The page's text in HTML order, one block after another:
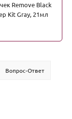
Remove Black
Kit Gray, 21мл
Вопрос-Ответ